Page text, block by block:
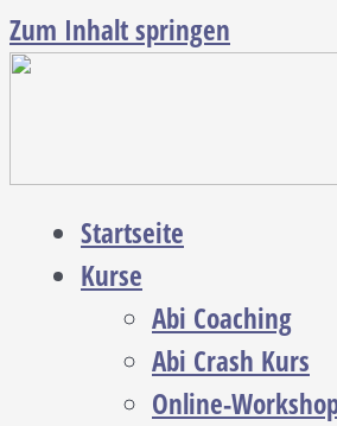
Zum Inhalt springen
Startseite
Kurse
Abi Coaching
Abi Crash Kurs
Online-